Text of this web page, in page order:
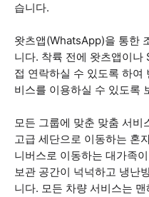
습니다.
왓츠앱(WhatsApp)을 통한
니다. 착륙 전에 왓츠앱이나
접 연락하실 수 있도록 하여
비스를 이용하실 수 있도록
모든 그룹에 맞춘 맞춤 서비
고급 세단으로 이동하는 혼
니버스로 이동하는 대가족
보관 공간이 넉넉하고 냉난
니다. 모든 차량 서비스는